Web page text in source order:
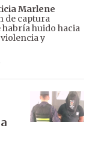
Marlene
de captura
habría huido hacia
y